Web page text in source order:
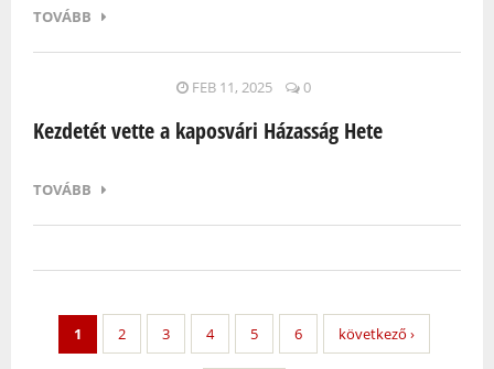
TOVÁBB
FEB 11, 2025 0
Kezdetét vette a kaposvári Házasság Hete
TOVÁBB
1 2 3 4 5 6 következő ›